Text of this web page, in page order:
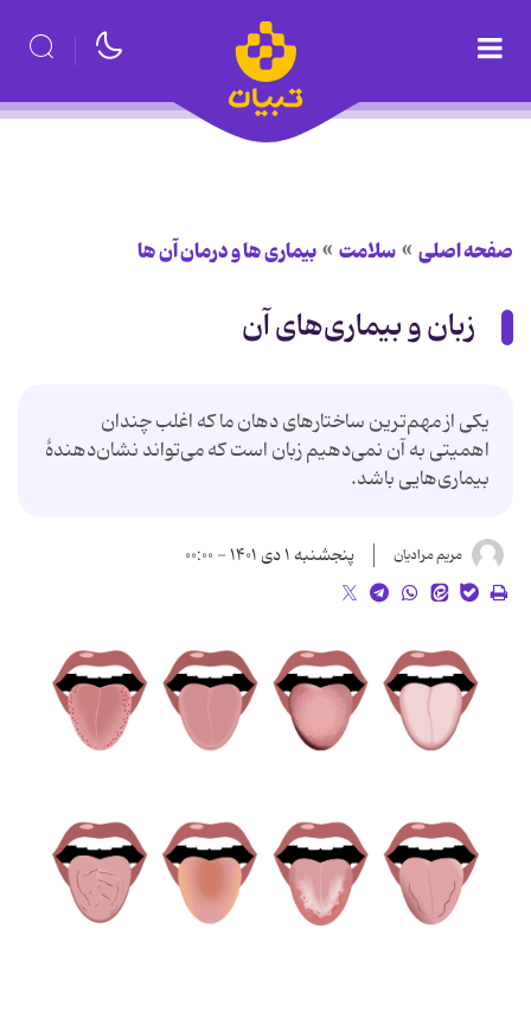
صفحه اصلی سلامت بیماری ها و درمان آن ها
زبان و بیماری‌های آن
یکی از مهم‌ترین ساختارهای دهان ما که اغلب چندان
اهمیتی به آن نمی‌دهیم زبان است که می‌تواند نشان‌دهندهٔ
بیماری‌هایی باشد.
مریم مرادیان پنجشنبه ۱ دی ۱۴۰۱ - ۰۰:۰۰